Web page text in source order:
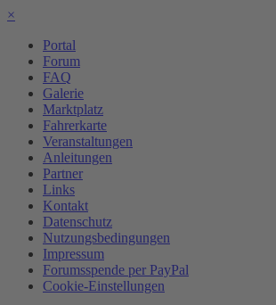
×
Portal
Forum
FAQ
Galerie
Marktplatz
Fahrerkarte
Veranstaltungen
Anleitungen
Partner
Links
Kontakt
Datenschutz
Nutzungsbedingungen
Impressum
Forumsspende per PayPal
Cookie-Einstellungen